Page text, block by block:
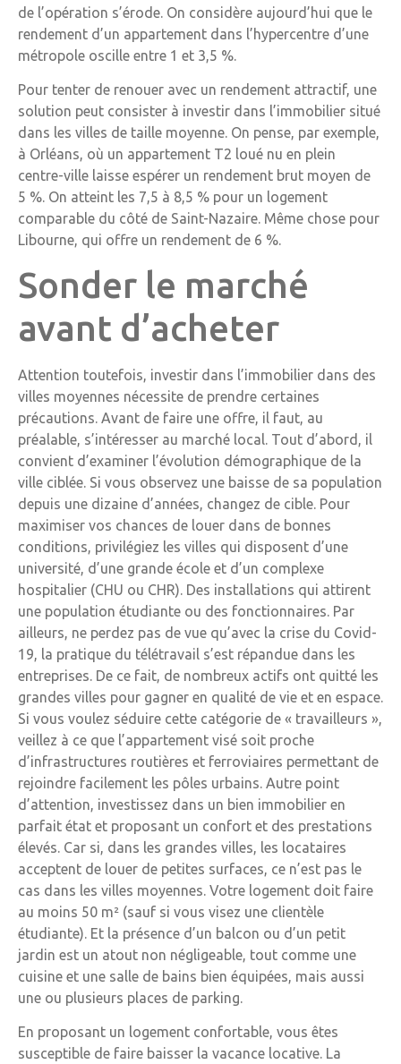
de l’opération s’érode. On considère aujourd’hui que le
rendement d’un appartement dans l’hypercentre d’une
métropole oscille entre 1 et 3,5 %.
Pour tenter de renouer avec un rendement attractif, une
solution peut consister à investir dans l’immobilier situé
dans les villes de taille moyenne. On pense, par exemple,
à Orléans, où un appartement T2 loué nu en plein
centre-ville laisse espérer un rendement brut moyen de
5 %. On atteint les 7,5 à 8,5 % pour un logement
comparable du côté de Saint-Nazaire. Même chose pour
Libourne, qui offre un rendement de 6 %.
Sonder le marché
avant d’acheter
Attention toutefois, investir dans l’immobilier dans des
villes moyennes nécessite de prendre certaines
précautions. Avant de faire une offre, il faut, au
préalable, s’intéresser au marché local. Tout d’abord, il
convient d’examiner l’évolution démographique de la
ville ciblée. Si vous observez une baisse de sa population
depuis une dizaine d’années, changez de cible. Pour
maximiser vos chances de louer dans de bonnes
conditions, privilégiez les villes qui disposent d’une
université, d’une grande école et d’un complexe
hospitalier (CHU ou CHR). Des installations qui attirent
une population étudiante ou des fonctionnaires. Par
ailleurs, ne perdez pas de vue qu’avec la crise du Covid-
19, la pratique du télétravail s’est répandue dans les
entreprises. De ce fait, de nombreux actifs ont quitté les
grandes villes pour gagner en qualité de vie et en espace.
Si vous voulez séduire cette catégorie de « travailleurs »,
veillez à ce que l’appartement visé soit proche
d’infrastructures routières et ferroviaires permettant de
rejoindre facilement les pôles urbains. Autre point
d’attention, investissez dans un bien immobilier en
parfait état et proposant un confort et des prestations
élevés. Car si, dans les grandes villes, les locataires
acceptent de louer de petites surfaces, ce n’est pas le
cas dans les villes moyennes. Votre logement doit faire
au moins 50 m² (sauf si vous visez une clientèle
étudiante). Et la présence d’un balcon ou d’un petit
jardin est un atout non négligeable, tout comme une
cuisine et une salle de bains bien équipées, mais aussi
une ou plusieurs places de parking.
En proposant un logement confortable, vous êtes
susceptible de faire baisser la vacance locative. La